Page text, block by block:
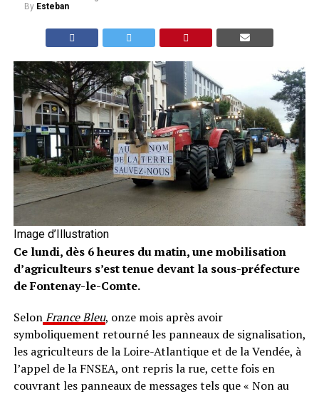
By Esteban
Image d’Illustration
Ce lundi, dès 6 heures du matin, une mobilisation
d’agriculteurs s’est tenue devant la sous-préfecture
de Fontenay-le-Comte.
SelonFrance Bleu, onze mois après avoir
symboliquement retourné les panneaux de signalisation,
les agriculteurs de la Loire-Atlantique et de la Vendée, à
l’appel de la FNSEA, ont repris la rue, cette fois en
couvrant les panneaux de messages tels que « Non au